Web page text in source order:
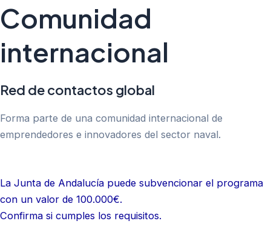
Comunidad
internacional
Red de contactos global
Forma parte de una comunidad internacional de
emprendedores e innovadores del sector naval.
La Junta de Andalucía puede subvencionar el programa
con un valor de 100.000€.
Confirma si cumples los requisitos.